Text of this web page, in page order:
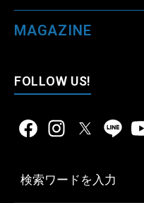
MAGAZINE
FOLLOW US!